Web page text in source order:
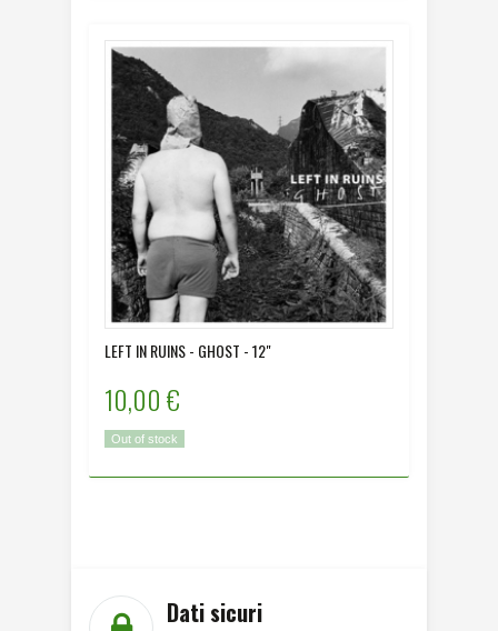
LEFT IN RUINS - GHOST - 12"
10,00 €
Out of stock
Dati sicuri